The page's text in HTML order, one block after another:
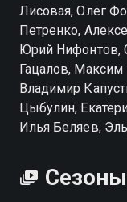
Лисовая, Олег
Петренко,
Юрий Нифонтов,
Гацалов,
Владимир
Цыбулин,
Илья Беляев,